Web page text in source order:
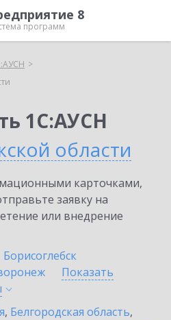
8
программ
1С:АУСН
области
карточками,
заявку на
или внедрение
Борисоглебск
Показать
, Белгородская область,